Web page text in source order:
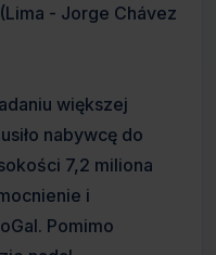
- Jorge Chávez
większej
nabywcę do
7,2 miliona
i
Pomimo